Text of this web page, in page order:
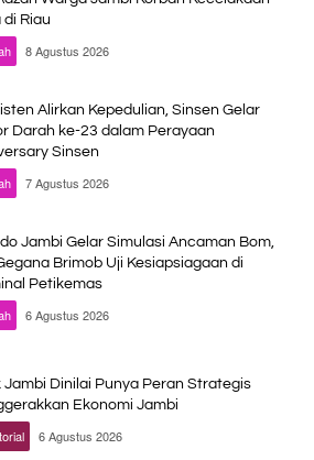
di Riau
8 Agustus 2026
Alirkan Kepedulian, Sinsen Gelar
Darah ke-23 dalam Perayaan
Sinsen
7 Agustus 2026
Jambi Gelar Simulasi Ancaman Bom,
Brimob Uji Kesiapsiagaan di
Petikemas
6 Agustus 2026
Jambi Dinilai Punya Peran Strategis
Ekonomi Jambi
6 Agustus 2026